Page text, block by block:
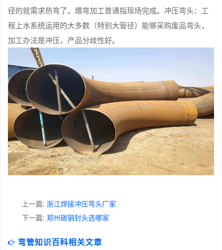
径的就需求热弯了。煨弯加工普通指现场完成。冲压弯头：工
程上水系统运用的大多数（特别大管径）能够采购废品弯头，
加工办法是冲压，产品分歧性好。
上一篇: 浙江焊接冲压弯头厂家
下一篇: 郑州碳钢封头选哪家
弯管知识百科相关文章